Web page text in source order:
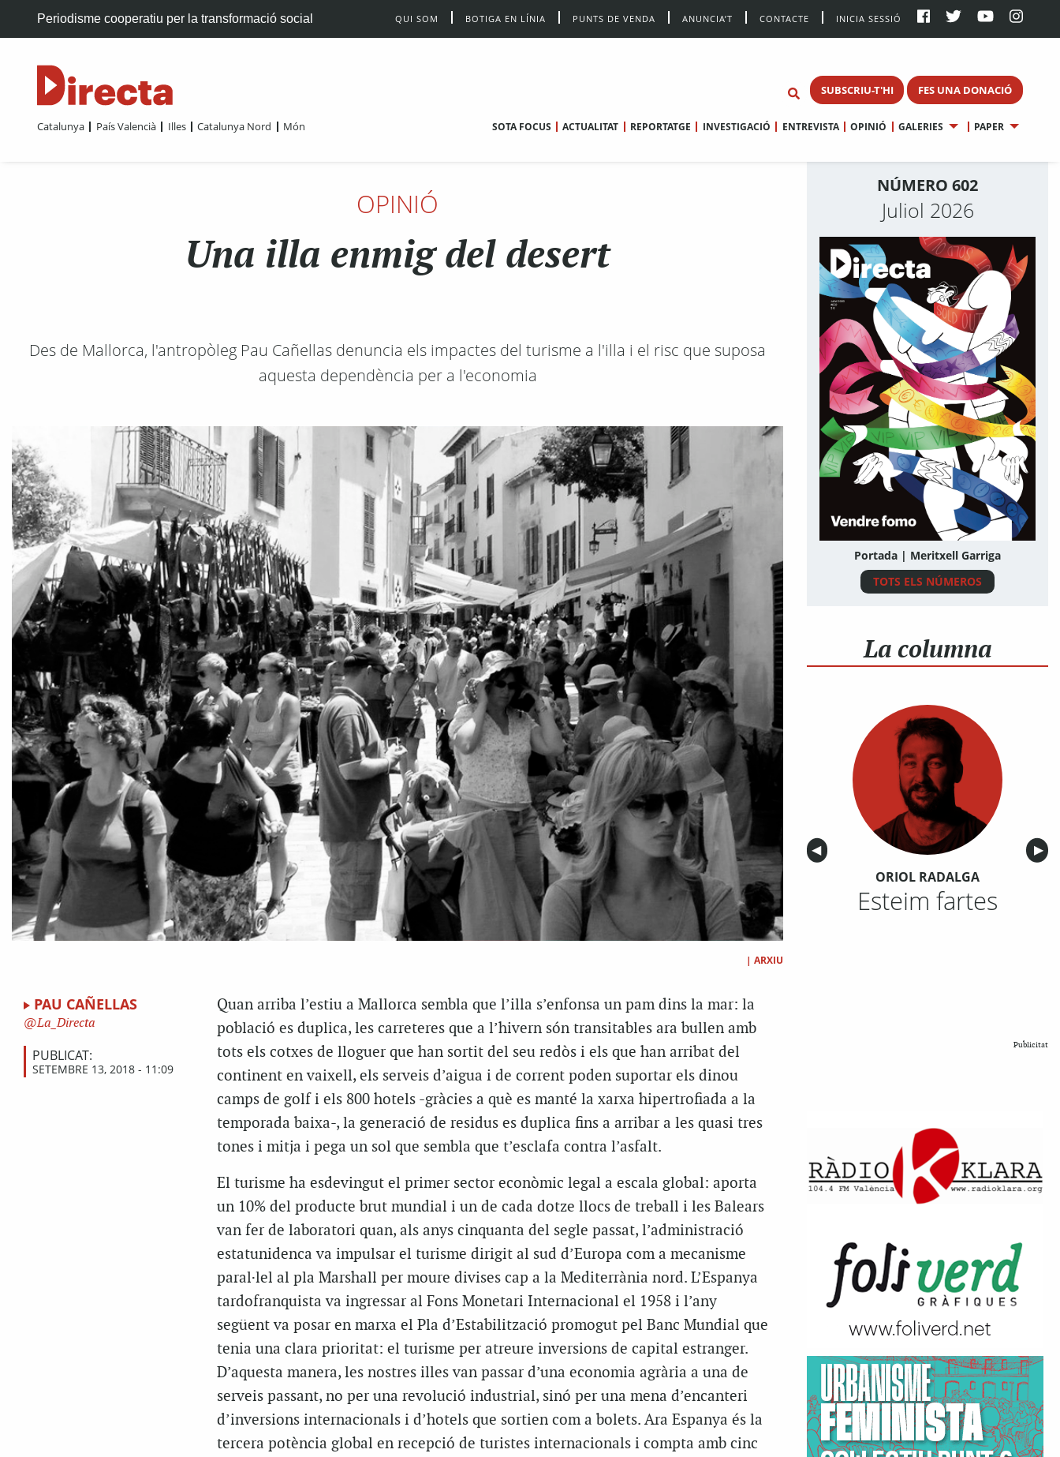
Periodisme cooperatiu per la transformació social QUI SOM BOTIGA EN LÍNIA PUNTS DE VENDA ANUNCIA’T CONTACTE INICIA SESSIÓ
SUBSCRIU-T'HI FES UNA DONACIÓ
Catalunya País Valencià Illes Catalunya Nord Món SOTA FOCUS ACTUALITAT REPORTATGE INVESTIGACIÓ ENTREVISTA OPINIÓ GALERIES PAPER
OPINIÓ
Una illa enmig del desert
Des de Mallorca, l'antropòleg Pau Cañellas denuncia els impactes del turisme a l'illa i el risc que suposa
aquesta dependència per a l'economia
| ARXIU
PAU CAÑELLAS
La_Directa
PUBLICAT:
SETEMBRE 13, 2018 - 11:09
Quan arriba l’estiu a Mallorca sembla que l’illa s’enfonsa un pam dins la mar: la
població es duplica, les carreteres que a l’hivern són transitables ara bullen amb
tots els cotxes de lloguer que han sortit del seu redòs i els que han arribat del
continent en vaixell, els serveis d’aigua i de corrent poden suportar els dinou
camps de golf i els 800 hotels -gràcies a què es manté la xarxa hipertrofiada a la
temporada baixa-, la generació de residus es duplica fins a arribar a les quasi tres
tones i mitja i pega un sol que sembla que t’esclafa contra l’asfalt.
El turisme ha esdevingut el primer sector econòmic legal a escala global: aporta
un 10% del producte brut mundial i un de cada dotze llocs de treball i les Balears
van fer de laboratori quan, als anys cinquanta del segle passat, l’administració
estatunidenca va impulsar el turisme dirigit al sud d’Europa com a mecanisme
paral·lel al pla Marshall per moure divises cap a la Mediterrània nord. L’Espanya
tardofranquista va ingressar al Fons Monetari Internacional el 1958 i l’any
següent va posar en marxa el Pla d’Estabilització promogut pel Banc Mundial que
tenia una clara prioritat: el turisme per atreure inversions de capital estranger.
D’aquesta manera, les nostres illes van passar d’una economia agrària a una de
serveis passant, no per una revolució industrial, sinó per una mena d’encanteri
d’inversions internacionals i d’hotels que sortien com a bolets. Ara Espanya és la
tercera potència global en recepció de turistes internacionals i compta amb cinc
NÚMERO 602
Juliol 2026
Portada | Meritxell Garriga
TOTS ELS NÚMEROS
La columna
Anterior
◀︎ ▶︎
ORIOL RADALGA
Esteim fartes
Publicitat